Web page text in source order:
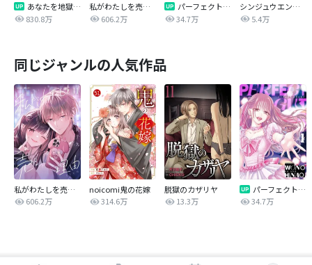
あなたを地獄に堕とすまで
830.8万
私がわたしを売る理由
606.2万
パーフェクトグリッター
34.7万
シンジュウエンド【タテヨミ】
5.4万
同じジャンルの人気作品
私がわたしを売る理由
606.2万
noicomi鬼の花嫁
314.6万
脱獄のカザリヤ
13.3万
パーフェクトグリッター
34.7万